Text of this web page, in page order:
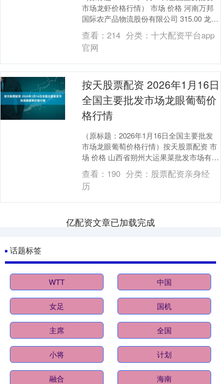
市场龙虾价格行情） 市场 价格 河南万邦
国际农产品物流股份有限公司 315.00 龙门
实业（集团）有限公司西三街农副水....
查看：214 分类： 十大配资平台app
官网
按天股票配资 2026年1月16日
全国主要批发市场龙眼葡萄价
格行情
（原标题：2026年1月16日全国主要批发
市场龙眼葡萄价格行情）按天股票配资 市
场 价格 山西省朔州大运果菜批发市场有限
公司 6.50 兰州国际高原夏菜副食品采....
查看： 190 分类： 股票配资亲身经
历
亿配资文章已加载完成
话题标签
WTT 中国
女足 国机
主席 全国
小将 计划
融合 海南